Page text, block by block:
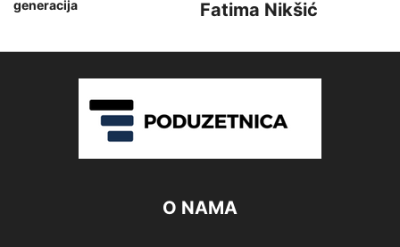
generacija
Fatima Nikšić
O NAMA